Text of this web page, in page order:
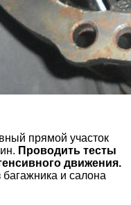
прямой участок
Проводить тесты
движения.
и салона